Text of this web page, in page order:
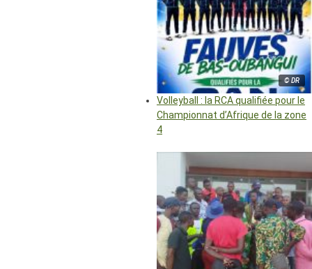
© DR
Volleyball : la RCA qualifiée pour le
Championnat d’Afrique de la zone
4